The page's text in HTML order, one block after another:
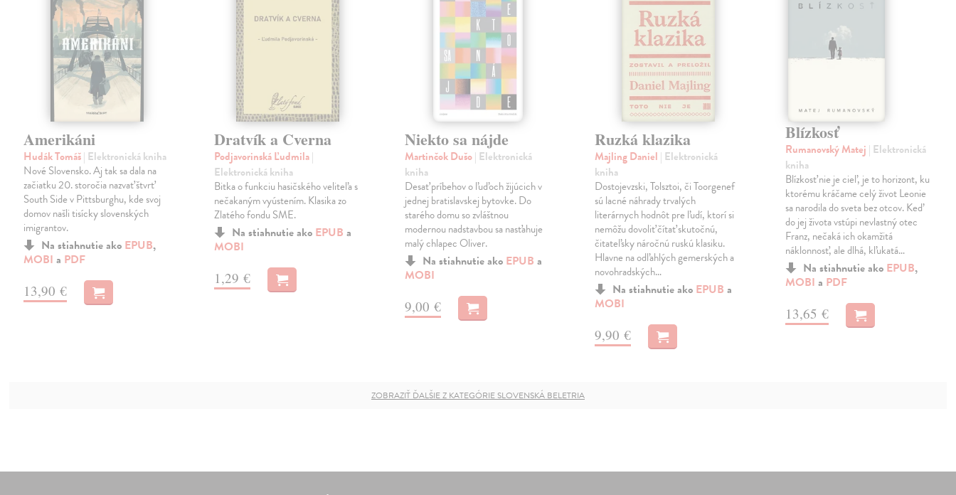
Amerikáni
Hudák Tomáš| Elektronická kniha
Nové Slovensko. Aj tak sa dala na
začiatku 20. storočia nazvať štvrť
South Side v Pittsburghu, kde svoj
domov našli tisícky slovenských
imigrantov.
Na stiahnutie ako EPUB,
MOBI a PDF
13,90 €
Dratvík a Cverna
Podjavorinská Ľudmila|
Elektronická kniha
Bitka o funkciu hasičského veliteľa s
nečakaným vyústením. Klasika zo
Zlatého fondu SME.
Na stiahnutie ako EPUB a
MOBI
1,29 €
Niekto sa nájde
Martinčok Dušo| Elektronická
kniha
Desať príbehov o ľuďoch žijúcich v
jednej bratislavskej bytovke. Do
starého domu so zvláštnou
modernou nadstavbou sa nasťahuje
malý chlapec Oliver.
Na stiahnutie ako EPUB a
MOBI
9,00 €
Ruzká klazika
Majling Daniel | Elektronická
kniha
Dostojevzski, Tolsztoi, či Toorgenef
sú lacné náhrady trvalých
literárnych hodnôt pre ľudí, ktorí si
nemôžu dovoliť čítať skutočnú,
čitateľsky náročnú ruskú klasiku.
Hlavne na odľahlých gemerských a
novohradských…
Na stiahnutie ako EPUB a
MOBI
9,90 €
Blízkosť
Rumanovský Matej | Elektronická
kniha
Blízkosť nie je cieľ, je to horizont, ku
ktorému kráčame celý život Leonie
sa narodila do sveta bez otcov. Keď
do jej života vstúpi nevlastný otec
Franz, nečaká ich okamžitá
náklonnosť, ale dlhá, kľukatá…
Na stiahnutie ako EPUB,
MOBI a PDF
13,65 €
ZOBRAZIŤ ĎALŠIE Z KATEGÓRIE SLOVENSKÁ BELETRIA